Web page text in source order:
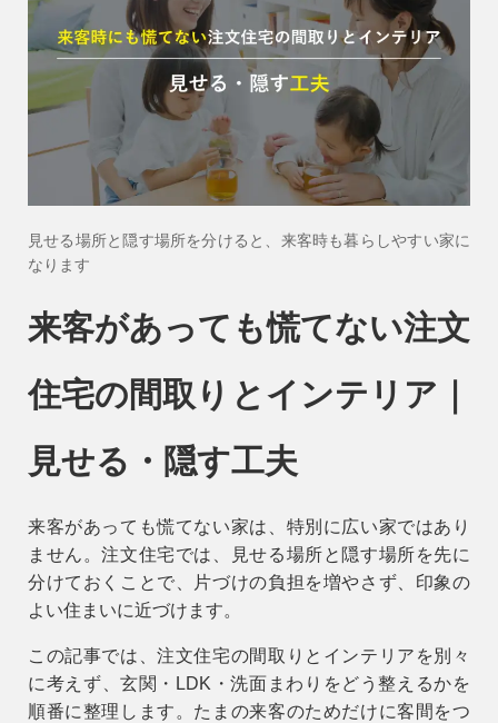
見せる場所と隠す場所を分けると、来客時も暮らしやすい家に
なります
来客があっても慌てない注文
住宅の間取りとインテリア｜
見せる・隠す工夫
来客があっても慌てない家は、特別に広い家ではあり
ません。注文住宅では、
見せる場所と隠す場所を先に
分けておくこと で、片づけの負担を増やさず、印象の
よい住まいに近づけます。
この記事では、注文住宅の間取りとインテリアを別々
に考えず、玄関・LDK・洗面まわりをどう整えるかを
順番に整理します。たまの来客のためだけに客間をつ
施工事例・お客様の声
会社情報
会社概要
スタッフ紹介
お知らせ
ブログ・家づくりコラム
営業時間 9時〜18時
（定休／水曜日）
注文住宅
0120-70-1212